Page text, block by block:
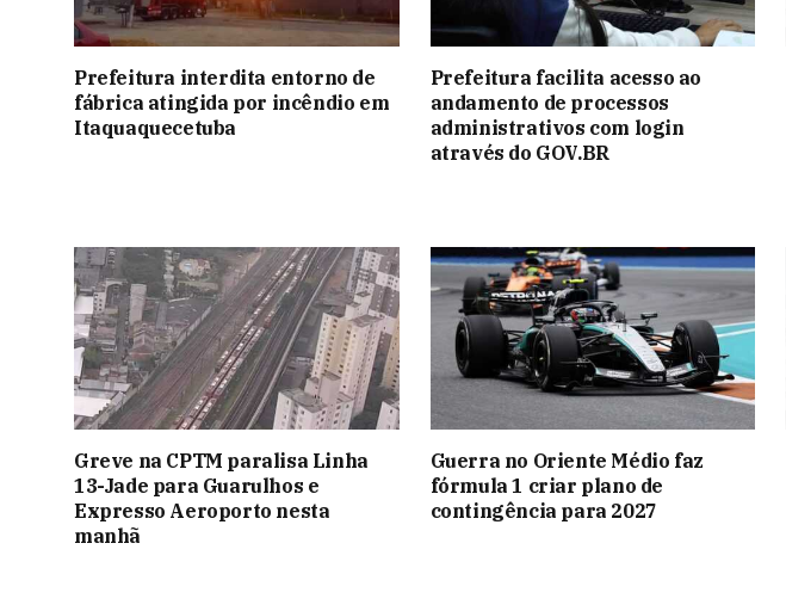
Prefeitura interdita entorno de
fábrica atingida por incêndio em
Itaquaquecetuba
Prefeitura facilita acesso ao
andamento de processos
administrativos com login
através do GOV.BR
Greve na CPTM paralisa Linha
13-Jade para Guarulhos e
Expresso Aeroporto nesta
manhã
Guerra no Oriente Médio faz
fórmula 1 criar plano de
contingência para 2027